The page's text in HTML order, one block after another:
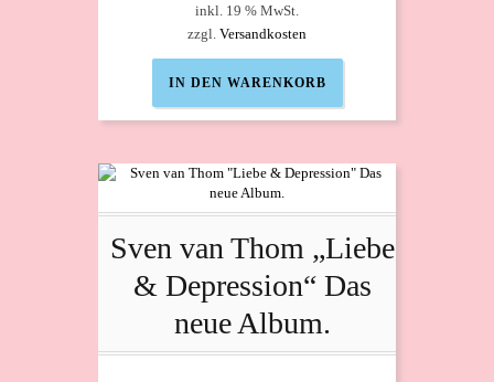
inkl. 19 % MwSt.
zzgl. Versandkosten
IN DEN WARENKORB
Sven van Thom „Liebe
& Depression“ Das
neue Album.